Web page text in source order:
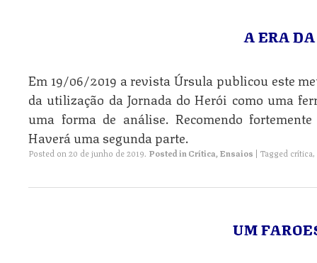
A ERA
Em 19/06/2019 a revista Úrsula publicou este
da utilização da Jornada do Herói como uma
uma forma de análise. Recomendo
Haverá uma segunda parte.
Posted on20 de junho de 2019. Posted inCrítica,Ensaios | Tagged crítica,
UM